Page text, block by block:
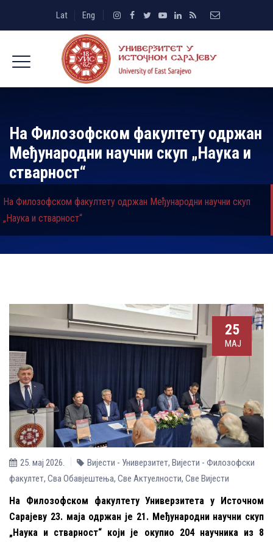
Lat Eng
На Филозофском факултету одржан
Међународни научни скуп „Наука и
стварност“
На Филозофском факултету одржан Међународни научни скуп
„Наука и стварност“
25
МАЈ
25. мај 2026. Вијести - Универзитет, Вијести - Филозофски
факултет, Сва Обавјештења, Све Aктуелности, Све Вијести
На Филозофском факултету Универзитета у Источном
Сарајеву 23. маја одржан је 21. Међународни научни скуп
„Наука и стварност“ који је окупио 204 научника из 8